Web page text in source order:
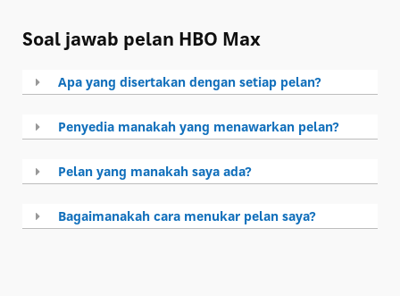
Soal jawab pelan HBO Max
Apa yang disertakan dengan setiap pelan?
Penyedia manakah yang menawarkan pelan?
Pelan yang manakah saya ada?
Bagaimanakah cara menukar pelan saya?